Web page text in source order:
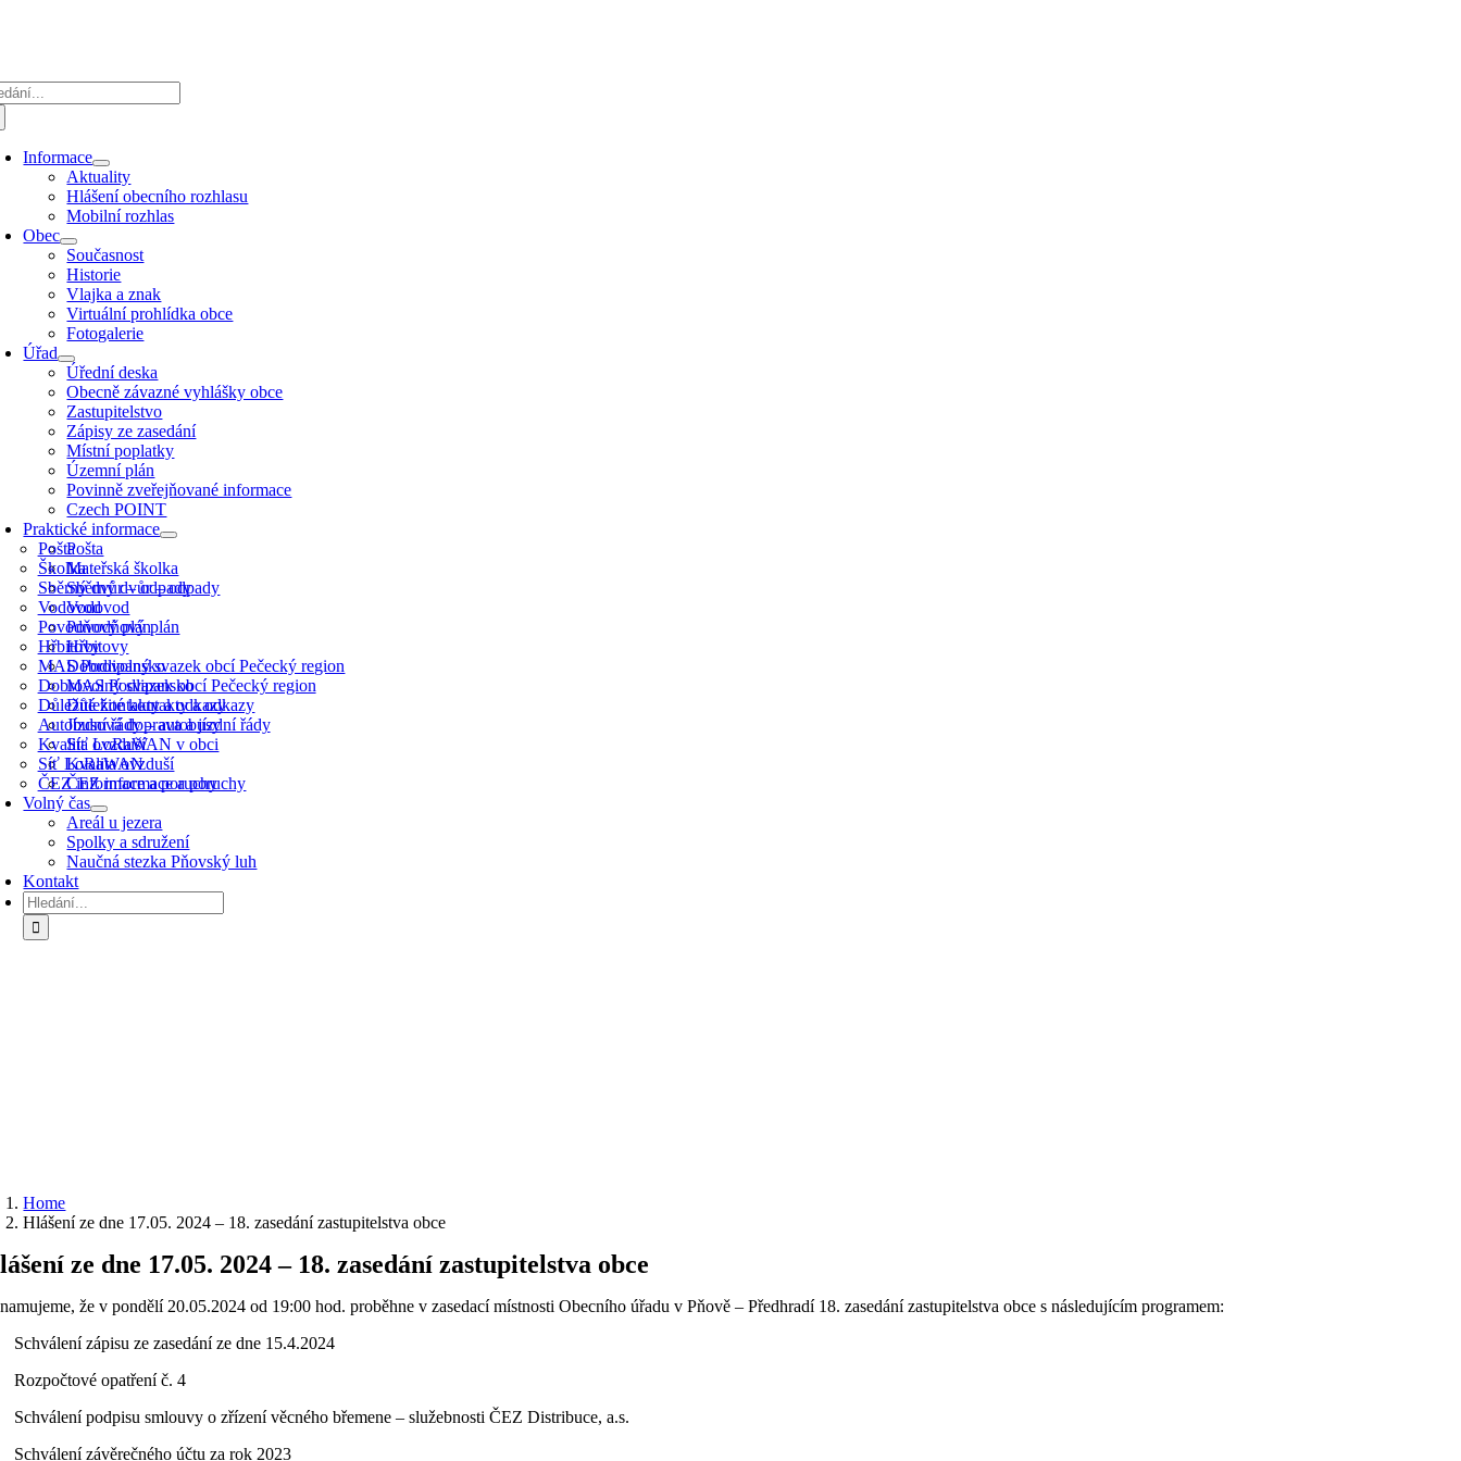
Informace
Aktuality
Hlášení obecního rozhlasu
Mobilní rozhlas
Obec
Současnost
Historie
Vlajka a znak
Virtuální prohlídka obce
Fotogalerie
Úřad
Úřední deska
Obecně závazné vyhlášky obce
Zastupitelstvo
Zápisy ze zasedání
Místní poplatky
Územní plán
Povinně zveřejňované informace
Czech POINT
Praktické informace
Pošta
Školka
Sběrný dvůr – odpady
Vodovod
Povodňový plán
Hřbitovy
MAS Podlipansko
Dobrovolný svazek obcí Pečecký region
Důležité kontakty a odkazy
Autobusová doprava a jízdní řády
Kvalita ovzduší
Síť LoRaWAN
ČEZ informace a poruchy
Pošta
Mateřská školka
Sběrný dvůr – odpady
Vodovod
Povodňový plán
Hřbitovy
Dobrovolný svazek obcí Pečecký region
MAS Podlipansko
Důležité kontakty a odkazy
Jízdní řády – autobusy
Síť LoRaWAN v obci
Kvalita ovzduší
ČEZ informace a poruchy
Volný čas
Areál u jezera
Spolky a sdružení
Naučná stezka Pňovský luh
Kontakt
Hledat:
Home
Hlášení ze dne 17.05. 2024 – 18. zasedání zastupitelstva obce
ze dne 17.05. 2024 – 18. zasedání zastupitelstva obce
že v pondělí 20.05.2024 od 19:00 hod. proběhne v zasedací místnosti Obecního úřadu v Pňově – Předhradí 18. zasedání zastupitelstva obce s následujícím programem:
zápisu ze zasedání ze dne 15.4.2024
opatření č. 4
podpisu smlouvy o zřízení věcného břemene – služebnosti ČEZ Distribuce, a.s.
závěrečného účtu za rok 2023